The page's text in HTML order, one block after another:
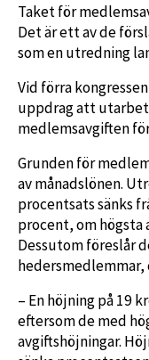
Taket för
Det är ett av de
som en utredning
Vid förra
uppdrag att
medlemsavgiften
Grunden för
av månadslönen.
procentsats sänks
procent, om högsta
Dessutom föreslår
hedersmedlemmar,
– En höjning på 19
eftersom de med
avgiftshöjningar.